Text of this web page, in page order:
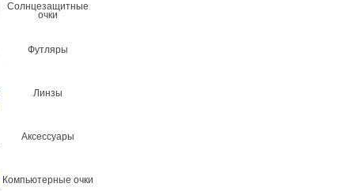
Солнцезащитные
очки
Футляры
Линзы
Аксессуары
Компьютерные очки